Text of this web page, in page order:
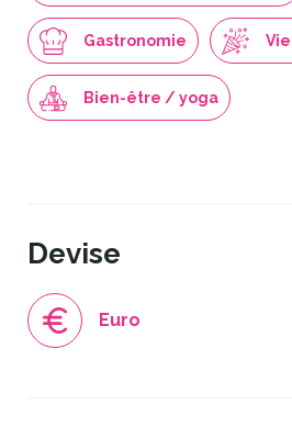
Gastronomie
Bien-être / yoga
Devise
Euro